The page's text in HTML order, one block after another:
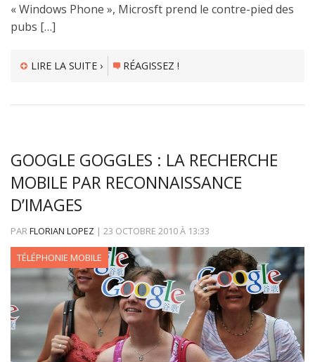
« Windows Phone », Microsft prend le contre-pied des
pubs […]
LIRE LA SUITE › RÉAGISSEZ !
GOOGLE GOGGLES : LA RECHERCHE
MOBILE PAR RECONNAISSANCE
D’IMAGES
PAR FLORIAN LOPEZ | 23 OCTOBRE 2010À 13:33
TÉLÉPHONIE MOBILE